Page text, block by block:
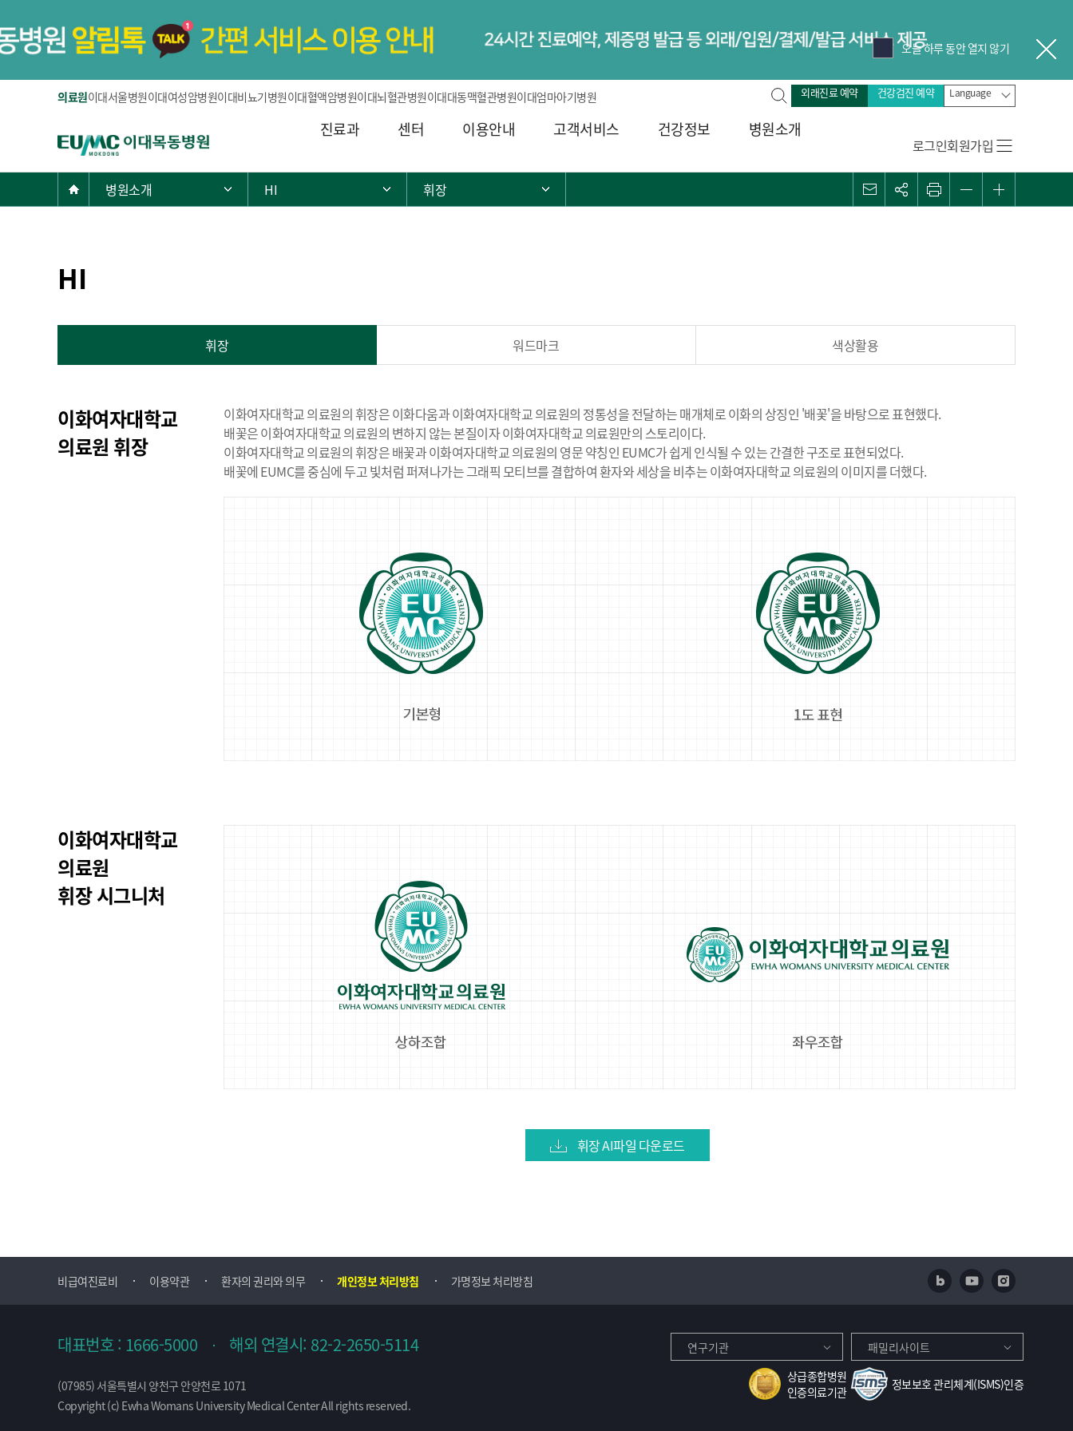
오늘 하루 동안 열지 않기
의료원이대서울병원이대여성암병원이대비뇨기병원이대혈액암병원이대뇌혈관병원이대대동맥혈관병원이대엄마아기병원
전
검
외래진료 예약 건강검진 예약 Language
진료과 센터 이용안내 고객서비스 건강정보 병원소개
로그인회원가입
재
Home
병원소개 주 메뉴 목록 열기
HI 서브 메뉴 목록 열기
휘장 메일 관심콘텐츠
프린트 화면 축소
HI
휘장 워드마크 색상활용
휘
이화여자대학교
의료원 휘장
이화여자대학교 의료원의 휘장은 이화다움과 이화여자대학교 의료원의 정통성을 전달하는 매개체로 이화의 상징인 '배꽃'을 바탕으로 표현했다.
배꽃은 이화여자대학교 의료원의 변하지 않는 본질이자 이화여자대학교 의료원만의 스토리이다.
이화여자대학교 의료원의 휘장은 배꽃과 이화여자대학교 의료원의 영문 약칭인 EUMC가 쉽게 인식될 수 있는 간결한 구조로 표현되었다.
배꽃에 EUMC를 중심에 두고 빛처럼 퍼져나가는 그래픽 모티브를 결합하여 환자와 세상을 비추는 이화여자대학교 의료원의 이미지를 더했다.
이화여자대학교
의료원
휘장 시그니처
휘장 AI파일 다운로드
비급여진료비 이용약관 환자의 권리와 의무 개인정보 처리방침 가명정보 처리방침 네이버 블로그
유투브
대표번호 : 1666-5000 해외 연결시: 82-2-2650-5114 연구기관 패밀리사이트
(07985) 서울특별시 양천구 안양천로 1071
Copyright (c) Ewha Womans University Medical Center All rights reserved.
상급종합병원
인증의료기관
정보보호 관리체계(ISMS)인증